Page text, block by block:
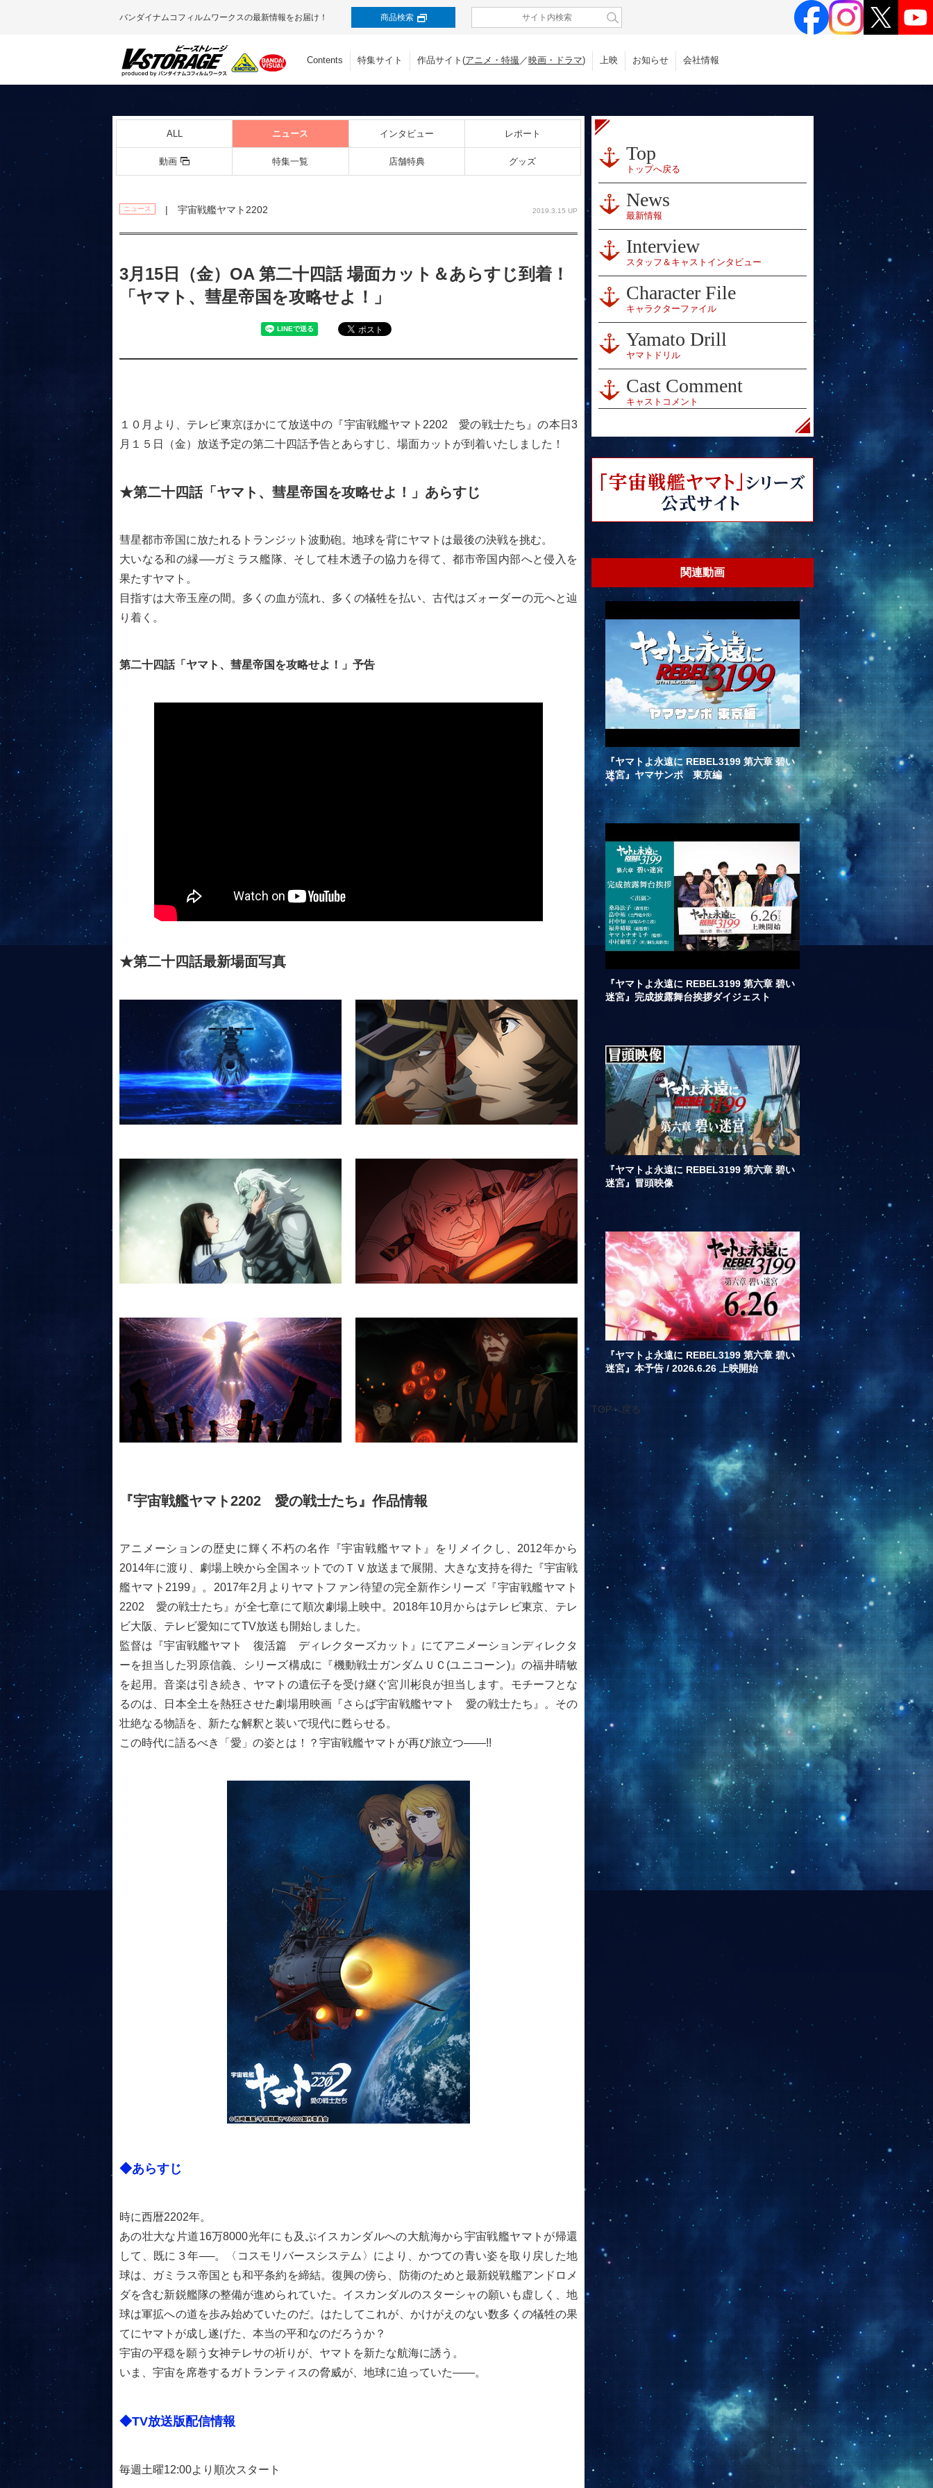
バンダイナムコフィルムワークスの最新情報をお届け！ 商品検索
Contents 特集サイト 作品サイト(アニメ・特撮／映画・ドラマ) 上映 お知らせ 会社情報
ALL ニュース インタビュー レポート
動画 特集一覧 店舗特典 グッズ
ニュース | 宇宙戦艦ヤマト2202 2019.3.15 UP
3月15日（金）OA 第二十四話 場面カット＆あらすじ到着！
「ヤマト、彗星帝国を攻略せよ！」
１０月より、テレビ東京ほかにて放送中の『宇宙戦艦ヤマト2202 愛の戦士たち』の本日3
月１５日（金）放送予定の第二十四話予告とあらすじ、場面カットが到着いたしました！
★第二十四話「ヤマト、彗星帝国を攻略せよ！」あらすじ
彗星都市帝国に放たれるトランジット波動砲。地球を背にヤマトは最後の決戦を挑む。
大いなる和の縁──ガミラス艦隊、そして桂木透子の協力を得て、都市帝国内部へと侵入を
果たすヤマト。
目指すは大帝玉座の間。多くの血が流れ、多くの犠牲を払い、古代はズォーダーの元へと辿
り着く。
第二十四話「ヤマト、彗星帝国を攻略せよ！」予告
★第二十四話最新場面写真
『宇宙戦艦ヤマト2202 愛の戦士たち』作品情報
アニメーションの歴史に輝く不朽の名作『宇宙戦艦ヤマト』をリメイクし、2012年から
2014年に渡り、劇場上映から全国ネットでのＴＶ放送まで展開、大きな支持を得た『宇宙戦
艦ヤマト2199』。2017年2月よりヤマトファン待望の完全新作シリーズ『宇宙戦艦ヤマト
2202 愛の戦士たち』が全七章にて順次劇場上映中。2018年10月からはテレビ東京、テレ
ビ大阪、テレビ愛知にてTV放送も開始しました。
監督は『宇宙戦艦ヤマト 復活篇 ディレクターズカット』にてアニメーションディレクタ
ーを担当した羽原信義、シリーズ構成に『機動戦士ガンダムＵＣ(ユニコーン)』の福井晴敏
を起用。音楽は引き続き、ヤマトの遺伝子を受け継ぐ宮川彬良が担当します。モチーフとな
るのは、日本全土を熱狂させた劇場用映画『さらば宇宙戦艦ヤマト 愛の戦士たち』。その
壮絶なる物語を、新たな解釈と装いで現代に甦らせる。
この時代に語るべき「愛」の姿とは！？宇宙戦艦ヤマトが再び旅立つ――!!
◆あらすじ
時に西暦2202年。
あの壮大な片道16万8000光年にも及ぶイスカンダルへの大航海から宇宙戦艦ヤマトが帰還
して、既に３年──。〈コスモリバースシステム〉により、かつての青い姿を取り戻した地
球は、ガミラス帝国とも和平条約を締結。復興の傍ら、防衛のためと最新鋭戦艦アンドロメ
ダを含む新鋭艦隊の整備が進められていた。イスカンダルのスターシャの願いも虚しく、地
球は軍拡への道を歩み始めていたのだ。はたしてこれが、かけがえのない数多くの犠牲の果
てにヤマトが成し遂げた、本当の平和なのだろうか？
宇宙の平穏を願う女神テレサの祈りが、ヤマトを新たな航海に誘う。
いま、宇宙を席巻するガトランティスの脅威が、地球に迫っていた——。
◆TV放送版配信情報
毎週土曜12:00より順次スタート
Top
トップへ戻る
News
最新情報
Interview
スタッフ＆キャストインタビュー
Character File
キャラクターファイル
Yamato Drill
ヤマトドリル
Cast Comment
キャストコメント
関連動画
『ヤマトよ永遠に REBEL3199 第六章 碧い
迷宮』ヤマサンポ 東京編
『ヤマトよ永遠に REBEL3199 第六章 碧い
迷宮』完成披露舞台挨拶ダイジェスト
『ヤマトよ永遠に REBEL3199 第六章 碧い
迷宮』冒頭映像
『ヤマトよ永遠に REBEL3199 第六章 碧い
迷宮』本予告 / 2026.6.26 上映開始
TOPへ戻る